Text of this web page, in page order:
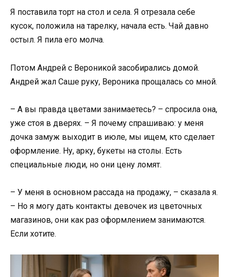
Я поставила торт на стол и села. Я отрезала себе
кусок, положила на тарелку, начала есть. Чай давно
остыл. Я пила его молча.
Потом Андрей с Вероникой засобирались домой.
Андрей жал Саше руку, Вероника прощалась со мной.
– А вы правда цветами занимаетесь? – спросила она,
уже стоя в дверях. – Я почему спрашиваю: у меня
дочка замуж выходит в июле, мы ищем, кто сделает
оформление. Ну, арку, букеты на столы. Есть
специальные люди, но они цену ломят.
– У меня в основном рассада на продажу, – сказала я.
– Но я могу дать контакты девочек из цветочных
магазинов, они как раз оформлением занимаются.
Если хотите.